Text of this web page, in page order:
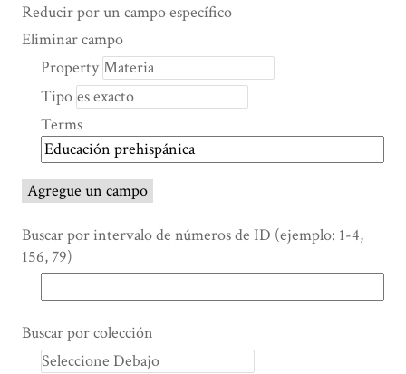
Number
rows
"Reducir
por
campo
específico":
1
Reducir por un campo específico
Search Property
Tipo de búsqueda
Términos de búsqueda
Ensamblador de Búsqueda
Eliminar campo
Property
Tipo
Terms
Agregue un campo
Buscar por intervalo de números de ID (ejemplo: 1-4,
156, 79)
Buscar por colección